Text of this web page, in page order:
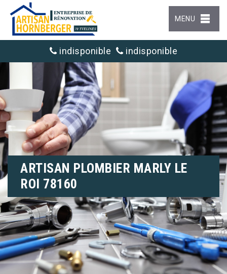
MENU
indisponible indisponible
ARTISAN PLOMBIER MARLY LE
ROI 78160